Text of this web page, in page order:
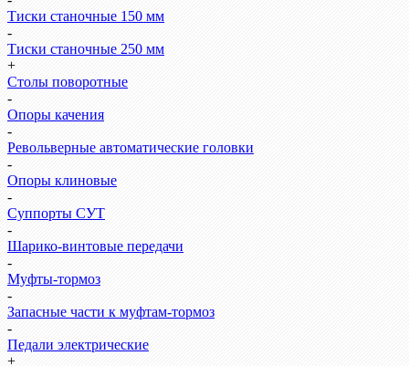
Тиски станочные 150 мм
-
Тиски станочные 250 мм
+
Столы поворотные
-
Опоры качения
-
Револьверные автоматические головки
-
Опоры клиновые
-
Суппорты СУТ
-
Шарико-винтовые передачи
-
Муфты-тормоз
-
Запасные части к муфтам-тормоз
-
Педали электрические
+